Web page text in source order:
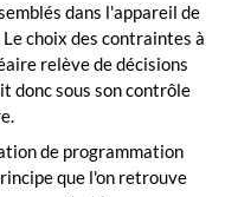
dans l'appareil de
choix des contraintes à
relève de décisions
donc sous son contrôle
de programmation
que l'on retrouve